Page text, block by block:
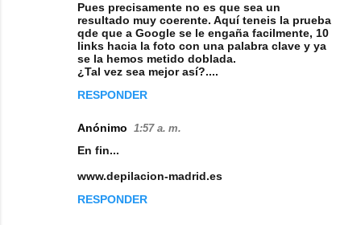
Pues precisamente no es que sea un
resultado muy coerente. Aquí teneis la prueba
qde que a Google se le engaña facilmente, 10
links hacia la foto con una palabra clave y ya
se la hemos metido doblada.
¿Tal vez sea mejor así?....
RESPONDER
Anónimo 1:57 a. m.
En fin...
www.depilacion-madrid.es
RESPONDER